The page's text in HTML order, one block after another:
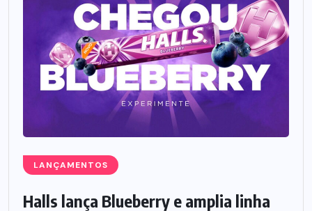
LANÇAMENTOS
Halls lança Blueberry e amplia linha